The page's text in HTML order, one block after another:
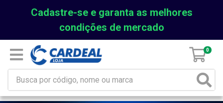
Cadastre-se e garanta as melhores
condições de mercado
0